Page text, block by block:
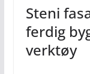
Steni
ferdig
verktøy